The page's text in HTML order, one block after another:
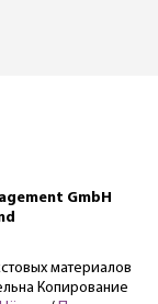
GmbH
материалов
Копирование